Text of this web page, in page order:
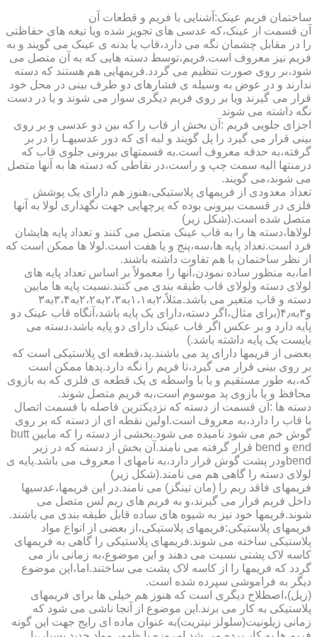
ساختمان فریم عینک:آشنایی با فریم و قطعات آن
آن قسمت از عینک،که عدسی های تجویز شده ویا تیغه های حفاظتی
را در مقابل چشمان نگه می دارد،قاب یا بدنه ی عینک می گویند و به
فریم نیز معروف است.فریم،توسط دسته هایی که به آن متصل می
شود،بر روی صورت تنظیم می گردد.فریمهایی هم هستند که دسته
ندارند و در عوض به وسیله ی فشارهای دو طرف بینی در محل خود
قرار می گیرند ویا بر روی فریم دیگری سوار می شوند و یا در دست
نگه داشته می شوند
اجزای جلویی فریم :آن بخش از قاب را که بین دو عدسی و بر روی
بینی قرار می گیرد را پل گویند و لبه ای که دور عدسیهـا را در بر
گرفته،به حدقه معروف است.به قسمتهای بیرونی جلوی قاب که
درمنتها الیه سمت چپ و راست،در نقاطی که دسته ها به آنها متصل
می شوند،می گویند.
تعداد معدودی از فریمهای پلاستیکی،هنوز هم دارای یک پوشش
فلزی در قسمت بیرونی بوده که پرچهایی جهت نگهداری لولا به آنها
متصل شده است.(شکل زیر)
لولاها،دسته ها را به قاب عینک متصل می کنند و تعداد پایه هایشان
فرد است.تعداد پایه ها،سه،پنج و یا هفت است.لولا ها ممکن است که
از نظر ساختمان با هم تفاوت داشته باشند.
اما،به منظور ساده نمودن،آنها را معمولاً بر اساس تعداد پایه های
لولای دسته ولولای قاب طبقه بندی می کنند.نسبت پایه ها مابین
دسته و قاب متغیر می باشد.مثلاً،۲به۱،۱به۲،۳به۲،۲به۳،۴به۳
و۳به۴٫(برای مثال،اگر دسته،دارای یک پایه باشد،آنگاه قاب عینک دو
پایه دارد و بر عکس اگر قاب عینک دارای دو پایه باشد،دسته می
بایست یک پایه داشته باشد.)
بعضی از فریمها دارای پد می باشند.پد،قطعه ای پلاستیکی است که
بر روی بینی قرار می گیرد،تا فریم را نگه دارد.پدها ممکن است
که،به طور مستقیم و یا با واسطه ی یک قطعه ی فلزی که به بازوی
محافظ و یا بازوی پد موسوم است،به فریم متصل شوند.
دسته ها :آن قسمت از دسته که نزدیکترین فاصله با قسمت اتصال
با قاب را دارد،به معروف است.اولین نقطه ای از دسته که بر روی
گوش خم می شود نامیده می شود.بخشی از دسته را که مابین butt
end و bend قرار گرفته می نامند.آن بخش از دسته که در زیر
bendودر پشت گوش قرار دارد،به نامهای l معروف می باشد.پایه ی
لولای دسته را گاهی هم می نامند.(شکل زیر)
فریمهای فاقد ریم را (مان تینگز) می نامند.در این فریمها،عدسیها
داخل فریم قرار می گیرند،و به فریم های ریم لس متصل می
شوند.فریمها خود نیز به شیوه های ساده قابل طبقه بندی می باشند.
فریمهای پلاستیکی:فریمهای پلاستیکی،از بعضی از انواع مواد
پلاستیکی ساخته می شوند.فریمهای پلاستیکی را گاهی به فریمهای
کاسه لاک پشتی نسبت می دهند و این موضوع،به زمانی باز می
گردد که فریمها را از کاسه لاک پشت می ساختند.اما،این موضوع
دیگر به فراموشی سپرده شده است.
(زیل)،اصطلاح دیگری است که هنوز هم خیلی ها برای فریمهای
پلاستیکی به کار می برند.این موضوع از آنجا ناشی می شود که
زمانی زیلونیت(سلولز نیتریت)به عنوان ماده ای رایج جهت این گونه